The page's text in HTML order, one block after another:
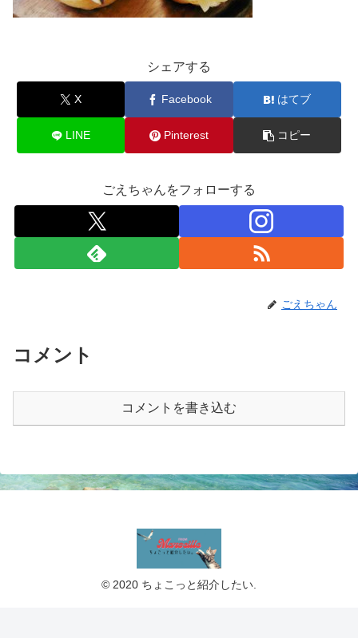
シェアする
X Facebook はてブ
LINE Pinterest コピー
ごえちゃんをフォローする
ごえちゃん
コメント
コメントを書き込む
© 2020 ちょこっと紹介したい.